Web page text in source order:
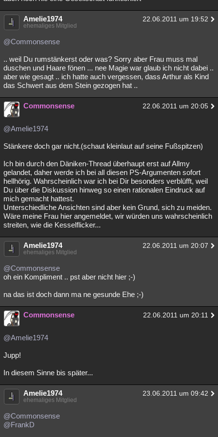
Amelie1974 22.06.2011 um 19:52
ehemaliges Mitglied
@Commonsense
.. weil Du rumstänkerst oder was? Sorry aber Frau muss mal
duschen und Haare fönen ... nee Magie war glaub ich nicht dabei ..
aber wie gesagt .. ich hatte auch vergessen, dass Arthur als Kind
das Schwert aus dem Stein gezogen hat ..
Commonsense 22.06.2011 um 20:05
@Amelie1974
Stänkere doch gar nicht.(schaut kleinlaut auf seine Fußspitzen)
Ich bin durch den Däniken-Thread überhaupt erst auf Allmy
gelandet, daher werde ich bei all diesen PS-Argumenten sofort
hellhörig. Wahrscheinlich war ich bei Dir besonders verblüfft, weil
Du über die Diskussion hinweg so einen rationalen Eindruck auf
mich gemacht hattest.
Unterschiedliche Ansichten sind aber kein Grund, sich zu meiden.
Wäre meine Frau hier angemeldet, wir würden uns wahrscheinlich
streiten, wie die Kesselflicker...
Amelie1974 22.06.2011 um 20:07
ehemaliges Mitglied
@Commonsense
oh ein Kompliment .. pst aber nicht hier ;-)
na das ist doch dann ma ne gesunde Ehe ;-)
Commonsense 22.06.2011 um 20:11
@Amelie1974
Jupp!
In diesem Sinne bis später...
Amelie1974 23.06.2011 um 09:42
ehemaliges Mitglied
@Commonsense
@FrankD